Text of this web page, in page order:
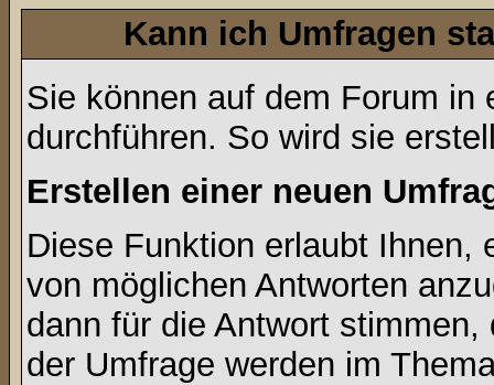
Kann ich Umfragen
Sie können auf dem Forum in
durchführen. So wird sie
Erstellen einer neuen
Diese Funktion erlaubt Ihnen,
von möglichen Antworten
dann für die Antwort
der Umfrage werden im